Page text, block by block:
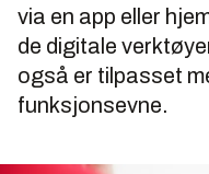
via en app eller
de digitale
også er tilpasset
funksjonsevne.